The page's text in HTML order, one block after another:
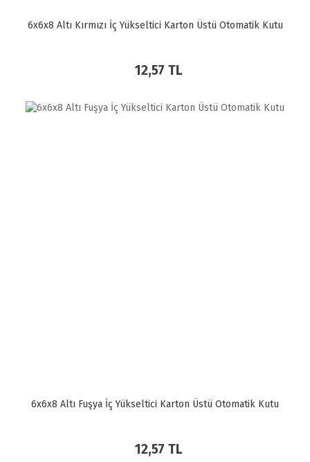
6x6x8 Altı Kırmızı İç Yükseltici Karton Üstü Otomatik Kutu
12,57 TL
6x6x8 Altı Fuşya İç Yükseltici Karton Üstü Otomatik Kutu
12,57 TL